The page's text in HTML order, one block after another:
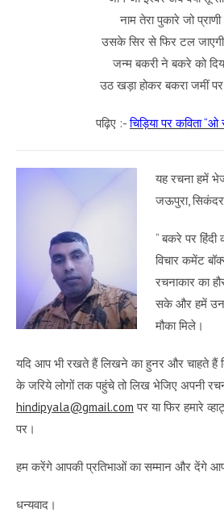
नाम तेरा पुकारे जो
उसके सिर से फिर टल जाएगी
जन्म बकरी ने बकरे को
उठ खड़ा होकर बकरा जमीं
पढ़िए :-चिड़िया पर कविता “ओ
यह रचना हमें
जऊपुरा,
“ बकरे पर
विचार कमेंट
रचनाकार का
सके और हमें
मौका मिले।
यदि आप भी रखते हैं लिखने का हुनर और चाहते हैं
के जरिये लोगों तक पहुंचे तो लिख भेजिए अपनी
hindipyala@gmail.com पर या फिर हमारे
पर।
हम करेंगे आपकी प्रतिभाओं का सम्मान और देंगे
धन्यवाद।